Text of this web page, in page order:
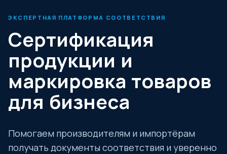
ЭКСПЕРТНАЯ ПЛАТФОРМА СООТВЕТСТВИЯ
Сертификация
продукции и
маркировка товаров
для бизнеса
Помогаем производителям и импортёрам
получать документы соответствия и уверенно